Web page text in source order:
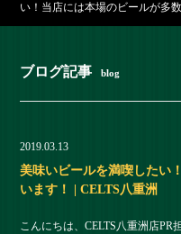
い！当店には本場のビールが多
ブログ記事 blog
2019.03.13
美味いビールを満喫したい
います！ | CELTS八重洲
こんにちは、CELTS八重洲店PR